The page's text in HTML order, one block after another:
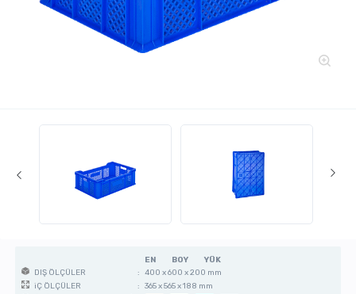
EN BOY
YÜK
DIŞ ÖLÇÜLER
: 400 x 600 x 200 mm
iÇ ÖLÇÜLER
: 365 x 565 x 188 mm